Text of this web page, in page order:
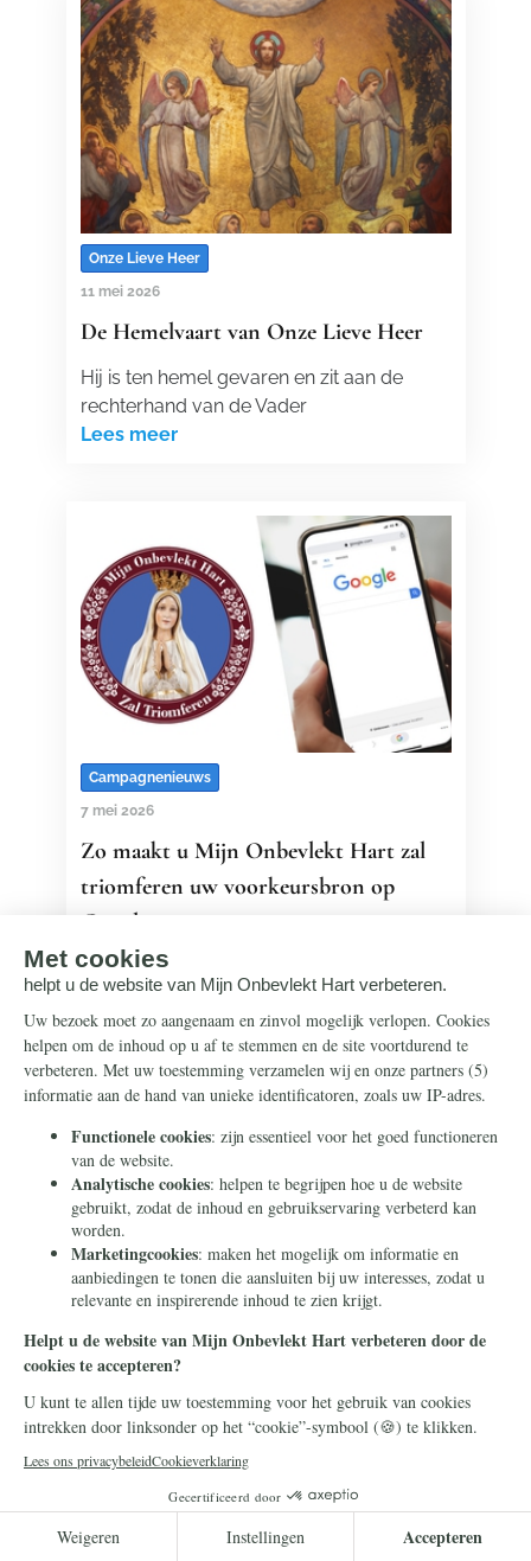
Onze Lieve Heer
11 mei 2026
De Hemelvaart van Onze Lieve Heer
Hij is ten hemel gevaren en zit aan de
rechterhand van de Vader
Lees meer
Campagnenieuws
7 mei 2026
Zo maakt u Mijn Onbevlekt Hart zal
triomferen uw voorkeursbron op
Google
Stelt u de heiligenartikelen van Mijn
Onbevlekt Hart zal triomferen op prijs?
Met deze nieuwe Google-optie blijft u
altijd op de hoogte.
Lees meer
Kerk
5 mei 2026
Het nieuw leven inblazen van heilige
ruimtes – de restauratie van de